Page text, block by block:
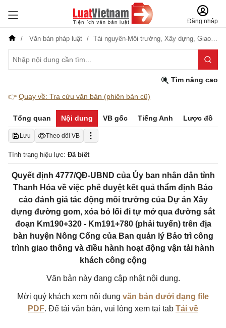
Đăng nhập
Văn bản pháp luật Tài nguyên-Môi trường, Xây dựng, Giao thông
Tìm nâng cao
👉 Quay về: Tra cứu văn bản (phiên bản cũ)
Tổng quan Nội dung VB gốc Tiếng Anh Lược đồ
Lưu Theo dõi VB
Tình trạng hiệu lực: Đã biết
Quyết định 4777/QĐ-UBND của Ủy ban nhân dân tỉnh
Thanh Hóa về việc phê duyệt kết quả thẩm định Báo
cáo đánh giá tác động môi trường của Dự án Xây
dựng đường gom, xóa bỏ lối đi tự mở qua đường sắt
đoạn Km190+320 - Km191+780 (phải tuyến) trên địa
bàn huyện Nông Cống của Ban quản lý Bảo trì công
trình giao thông và điều hành hoạt động vận tải hành
khách công cộng
Văn bản này đang cập nhật nội dung.
Mời quý khách xem nội dung văn bản dưới dạng file
PDF. Để tải văn bản, vui lòng xem tại tab Tải về